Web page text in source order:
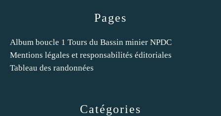
Catégories
Pages
Album boucle 1 Tours du Bassin minier NPDC
Mentions légales et responsabilités éditoriales
Tableau des randonnées